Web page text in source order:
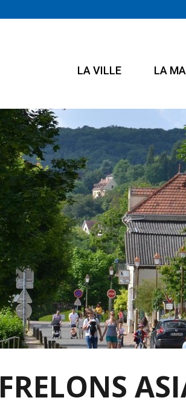
LA VILLE LA
FRELONS